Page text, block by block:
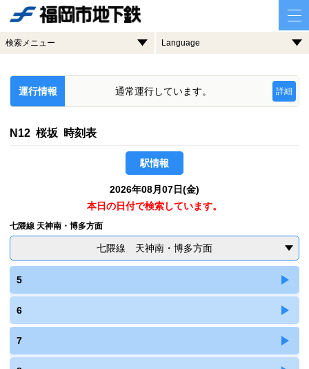
検索メニュー Language
運行情報 通常運行しています。 詳細
N12 桜坂 時刻表
駅情報
2026年08月07日(金)
本日の日付で検索しています。
七隈線 天神南・博多方面
七隈線 天神南・博多方面
5
6
7